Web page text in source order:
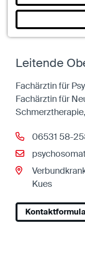
Dr. med.
Leitende
Fachärztin für
Fachärztin für
06531 58-
Kues
der Website
SC.Cookie
Name:mscookie
Zweck:
Cookie
Externe Medien
Mit Ihrer
Anbieter:
Zweck: